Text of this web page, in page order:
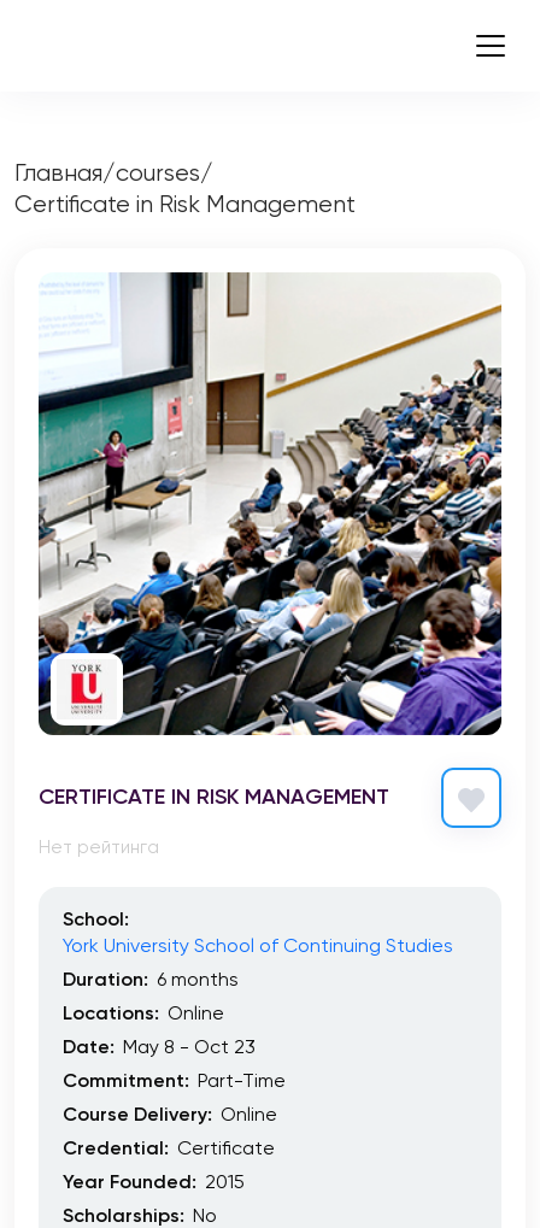
Главная/courses/
Certificate in Risk Management
CERTIFICATE IN RISK MANAGEMENT
Нет рейтинга
School:
York University School of Continuing Studies
Duration: 6 months
Locations: Online
Date: May 8 - Oct 23
Commitment: Part-Time
Course Delivery: Online
Credential: Certificate
Year Founded: 2015
Scholarships: No